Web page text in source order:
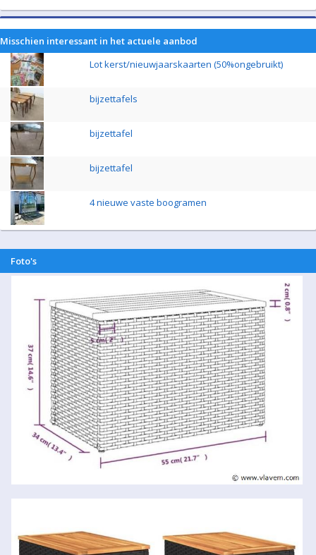
Misschien interessant in het actuele aanbod
Lot kerst/nieuwjaarskaarten (50%ongebruikt)
bijzettafels
bijzettafel
bijzettafel
4 nieuwe vaste boogramen
Foto's